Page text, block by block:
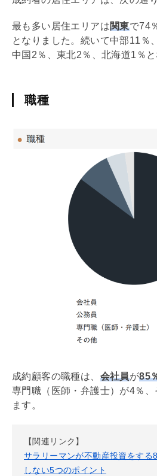
最も多い居住エリアは関東で74
となりました。続いて中部11％
中国2％、東北2％、北海道1％と
職種
成約顧客の職種は、 会社員が85
専門職（医師・弁護士）が4％
ます。
【関連リンク】
サラリーマンが不動産投資をする
しない5つのポイント